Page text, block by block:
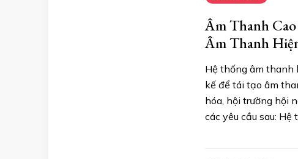
Âm Thanh
Âm Thanh
Hệ thống âm thanh
kế để tái tạo âm
hóa, hội trường hội
các yêu cầu sau: